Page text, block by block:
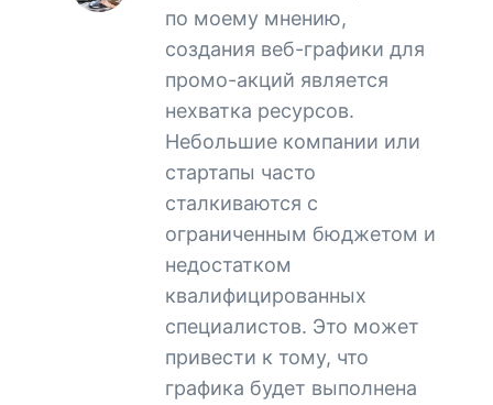
по моему мнению,
создания веб-графики для
промо-акций является
нехватка ресурсов.
Небольшие компании или
стартапы часто
сталкиваются с
ограниченным бюджетом и
недостатком
квалифицированных
специалистов. Это может
привести к тому, что
графика будет выполнена